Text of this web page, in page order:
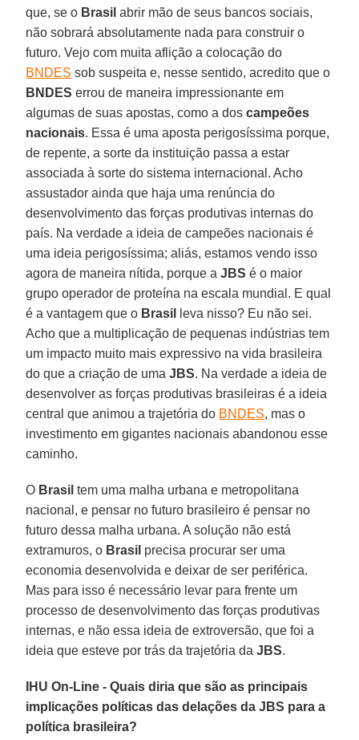
que, se o Brasil abrir mão de seus bancos sociais,
não sobrará absolutamente nada para construir o
futuro. Vejo com muita aflição a colocação do
BNDES sob suspeita e, nesse sentido, acredito que o
BNDES errou de maneira impressionante em
algumas de suas apostas, como a doscampeões
nacionais. Essa é uma aposta perigosíssima porque,
de repente, a sorte da instituição passa a estar
associada à sorte do sistema internacional. Acho
assustador ainda que haja uma renúncia do
desenvolvimento das forças produtivas internas do
país. Na verdade a ideia de campeões nacionais é
uma ideia perigosíssima; aliás, estamos vendo isso
agora de maneira nítida, porque aJBS é o maior
grupo operador de proteína na escala mundial. E qual
é a vantagem que o Brasil
leva nisso? Eu não sei.
Acho que a multiplicação de pequenas indústrias tem
um impacto muito mais expressivo na vida brasileira
do que a criação de umaJBS. Na verdade a ideia de
desenvolver as forças produtivas brasileiras é a ideia
central que animou a trajetória do BNDES, mas o
investimento em gigantes nacionais abandonou esse
caminho.
O Brasil tem uma malha urbana e metropolitana
nacional, e pensar no futuro brasileiro é pensar no
futuro dessa malha urbana. A solução não está
extramuros, o Brasil precisa procurar ser uma
economia desenvolvida e deixar de ser periférica.
Mas para isso é necessário levar para frente um
processo de desenvolvimento das forças produtivas
internas, e não essa ideia de extroversão, que foi a
ideia que esteve por trás da trajetória daJBS.
IHU On-Line - Quais diria que são as principais
implicações políticas das delações da JBS para a
política brasileira?